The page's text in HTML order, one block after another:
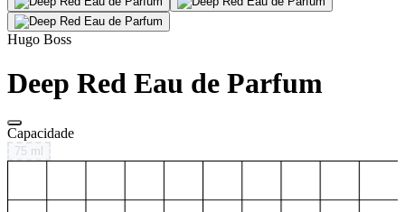
Hugo Boss
Deep Red Eau de Parfum
Capacidade
75 ml